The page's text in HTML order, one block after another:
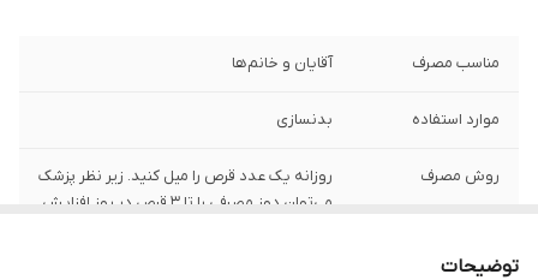
مناسب مصرف آقایان و خانم‌ها
موارد استفاده بدنسازی
روش مصرف
روزانه یک عدد قرص را میل کنید. زیر نظر پزشک
می‌توان دوز مصرفی را تا 3 قرص در روز افزایش
توضیحات